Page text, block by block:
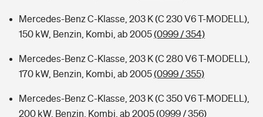
Mercedes-Benz C-Klasse, 203 K (C 230 V6 T-MODELL),
150 kW, Benzin, Kombi, ab 2005(0999 / 354)
Mercedes-Benz C-Klasse, 203 K (C 280 V6 T-MODELL),
170 kW, Benzin, Kombi, ab 2005(0999 / 355)
Mercedes-Benz C-Klasse, 203 K (C 350 V6 T-MODELL),
200 kW, Benzin, Kombi, ab 2005(0999 / 356)